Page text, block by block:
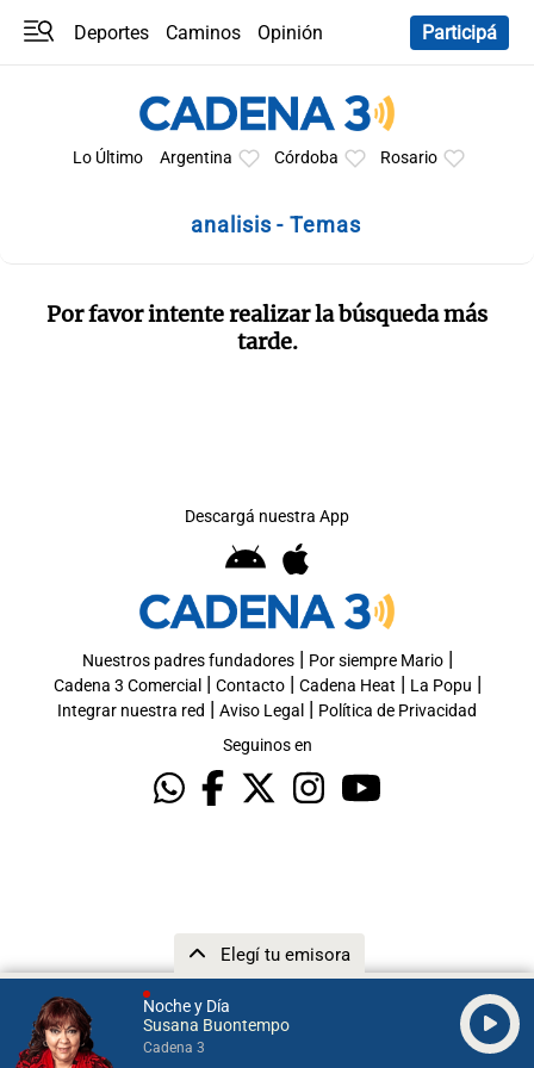
Noche y Día
Susana Buontempo
Cadena 3
Elegí tu emisora
Deportes Caminos
Opinión
Participá
Lo Último Argentina Córdoba Rosario
analisis - Temas
Por favor intente realizar la búsqueda más
tarde.
Descargá nuestra App
Nuestros padres fundadores| Por siempre Mario|
Cadena 3 Comercial | Contacto| Cadena Heat | La Popu |
Integrar nuestra red | Aviso Legal | Política de Privacidad
Seguinos en